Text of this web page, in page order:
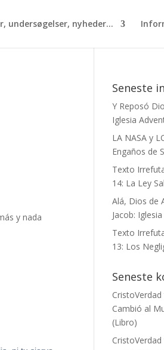
undersøgelser, nyheder...
y nada
Seneste
Y Reposó
Iglesia
LA NASA y
Engaños de
Texto
14: La Ley
Alá, Dios de
Jacob:
Texto
13: Los
Seneste
CristoVerdad
Cambió al
(Libro)
CristoVerdad